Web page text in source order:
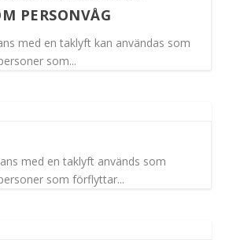
PERSONVÅG
med en taklyft kan användas som
som...
med en taklyft används som
som förflyttar...